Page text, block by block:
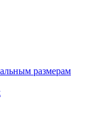
размерам